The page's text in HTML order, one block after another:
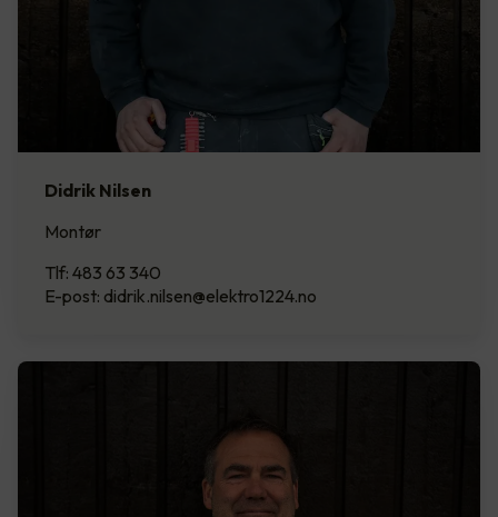
Didrik Nilsen
Montør
Tlf: 483 63 340
E-post: didrik.nilsen@elektro1224.no